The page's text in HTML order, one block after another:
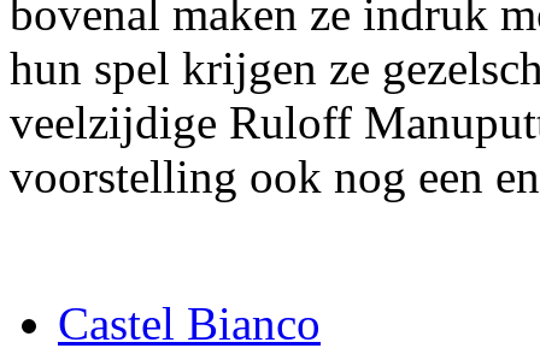
bovenal maken ze indruk
hun spel krijgen ze
veelzijdige Ruloff
voorstelling ook nog een
Castel Bianco